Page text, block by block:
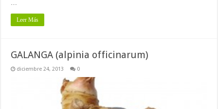
Leer Más
GALANGA (alpinia officinarum)
diciembre 24, 2013 0